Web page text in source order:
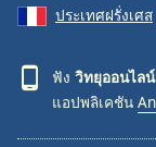
ประเทศฝรั่งเศส
ฟัง วิทยุออนไลน์
แอปพลิเคชัน